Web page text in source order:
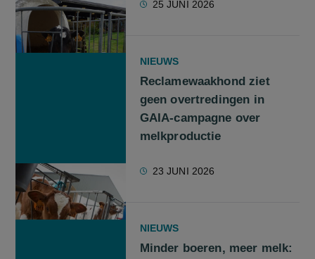
25 JUNI 2026
NIEUWS
Reclamewaakhond ziet
geen overtredingen in
GAIA-campagne over
melkproductie
23 JUNI 2026
NIEUWS
Minder boeren, meer melk: